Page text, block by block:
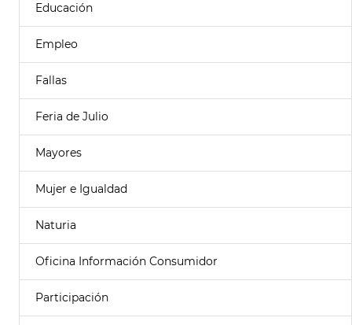
Educación
Empleo
Fallas
Feria de Julio
Mayores
Mujer e Igualdad
Naturia
Oficina Información Consumidor
Participación